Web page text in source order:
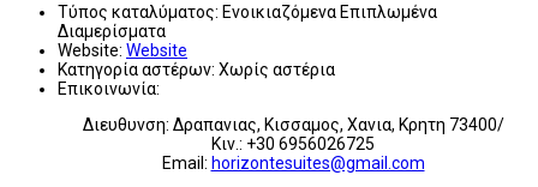
Τύπος καταλύματος: Ενοικιαζόμενα Επιπλωμένα
Διαμερίσματα
Website: Website
Κατηγορία αστέρων: Χωρίς αστέρια
Επικοινωνία:
Διευθυνση: Δραπανιας, Κισσαμος, Χανια, Κρητη 73400/
Κιν.: +30 6956026725
Email: horizontesuites@gmail.com